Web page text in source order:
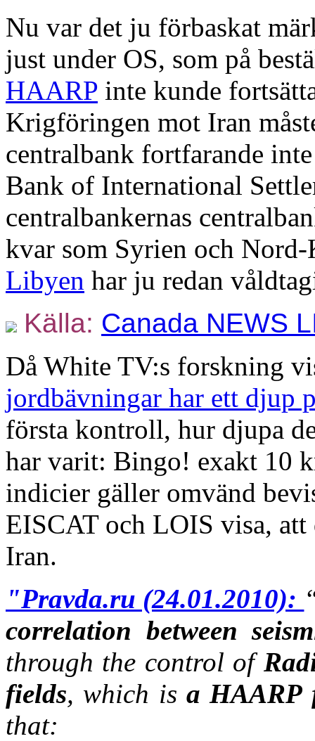
Nu var det ju förbaskat
just under OS, som på
HAARP inte kunde
Krigföringen mot Iran
centralbank fortfarande
Bank of International
centralbankernas
kvar som Syrien och
Libyen har ju redan
Källa: Canada NEWS
Då White TV:s forskning
jordbävningar har ett djup
första kontroll, hur djupa
har varit: Bingo! exakt 10
indicier gäller omvänd
EISCAT och LOIS visa,
Iran.
"Pravda.ru (24.01.2010):
correlation between
through the control of
fields, which is a HAARP
that: